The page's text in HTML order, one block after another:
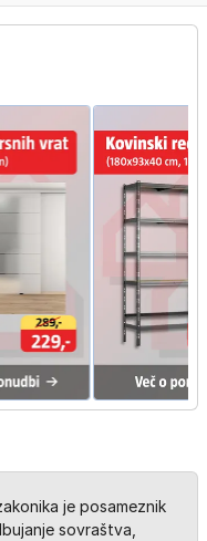
je posameznik
sovraštva,